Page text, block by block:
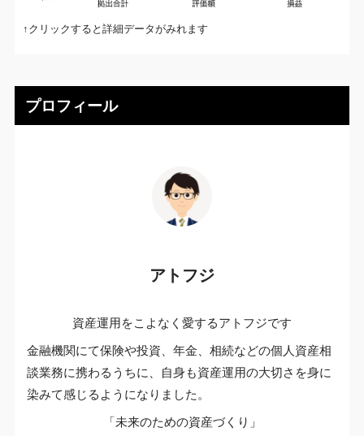
↑クリックすると詳細データがみれます
プロフィール
アトフジ
資産運用をこよなく愛するアトフジです
金融機関にて保険や投資、年金、相続などの個人資産相
談業務に携わるうちに、自身も資産運用の大切さを身に
染みて感じるようになりました。
「未来のための資産づくり」